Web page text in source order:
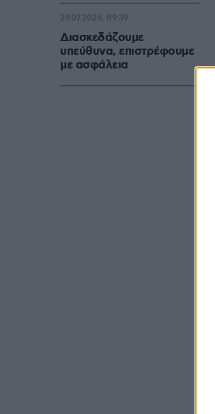
Διασκεδάζουμε
υπεύθυνα, επιστρέφουμε
με ασφάλεια
29.07.2026, 09:39